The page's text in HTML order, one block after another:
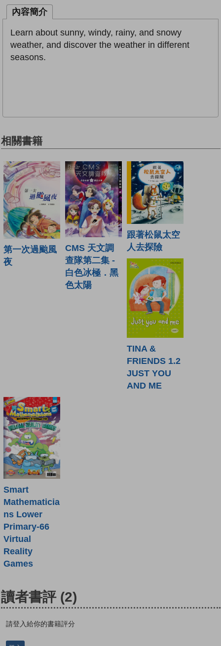
內容簡介
Learn about sunny, windy, rainy, and snowy
weather, and discover the weather in different
seasons.
相關書籍
第一次過颱風
夜
CMS 天文調
查隊第二集 -
白色冰極．黑
色太陽
跟著松鼠太空
人去探險
TINA &
FRIENDS 1.2
JUST YOU
AND ME
Smart
Mathematicia
ns Lower
Primary-66
Virtual
Reality
Games
讀者書評 (2)
請登入給你的書籍評分